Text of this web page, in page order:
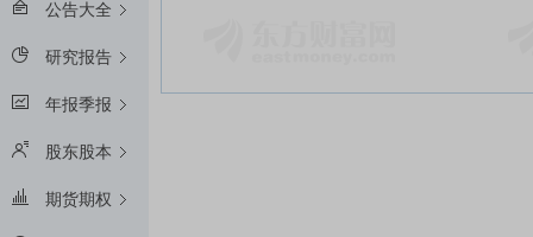
公告大全
研究报告
年报季报
股东股本
期货期权